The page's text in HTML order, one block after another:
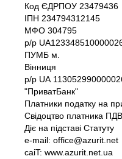
Код ЄДРПОУ 23479436
IПH 234794312145
МФО 304795
р/р
ПУМБ м.
Вінниця
р/р UА
"ПриватБанк"
Платники податку на
Свідоцтво платника
Діє на підставі Статуту
e-mail: office@azurit.net
caiT: www.azurit.net.ua